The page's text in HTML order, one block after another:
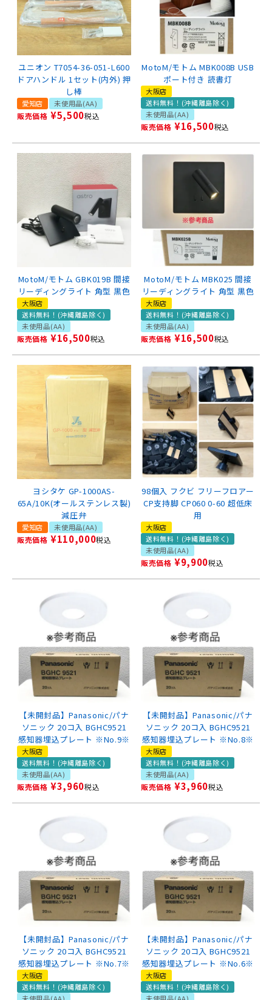
ユニオン T7054-36-051-L600
ドアハンドル 1セット(内外) 押
し棒
愛知店 未使用品(AA)
販売価格 ¥5,500税込
MotoM/モトム MBK008B USB
ポート付き 読書灯
大阪店
送料無料！(沖縄離島除く)
未使用品(AA)
販売価格 ¥16,500税込
MotoM/モトム GBK019B 間接
リーディングライト 角型 黒色
大阪店
送料無料！(沖縄離島除く)
未使用品(AA)
販売価格 ¥16,500税込
MotoM/モトム MBK025 間接
リーディングライト 角型 黒色
大阪店
送料無料！(沖縄離島除く)
未使用品(AA)
販売価格 ¥16,500税込
ヨシタケ GP-1000AS-
65A/10K(オールステンレス製)
減圧弁
愛知店 未使用品(AA)
販売価格 ¥110,000税込
98個入 フクビ フリーフロアー
CP支持脚 CP060 0-60 超低床
用
大阪店
送料無料！(沖縄離島除く)
未使用品(AA)
販売価格 ¥9,900税込
【未開封品】Panasonic/パナ
ソニック 20コ入 BGHC9521
感知器埋込プレート ※No.9※
大阪店
送料無料！(沖縄離島除く)
未使用品(AA)
販売価格 ¥3,960税込
【未開封品】Panasonic/パナ
ソニック 20コ入 BGHC9521
感知器埋込プレート ※No.8※
大阪店
送料無料！(沖縄離島除く)
未使用品(AA)
販売価格 ¥3,960税込
【未開封品】Panasonic/パナ
ソニック 20コ入 BGHC9521
感知器埋込プレート ※No.7※
大阪店
送料無料！(沖縄離島除く)
未使用品(AA)
【未開封品】Panasonic/パナ
ソニック 20コ入 BGHC9521
感知器埋込プレート ※No.6※
大阪店
送料無料！(沖縄離島除く)
未使用品(AA)